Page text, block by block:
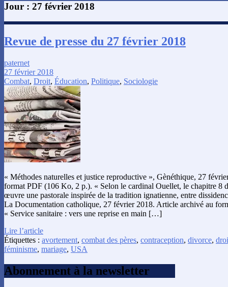
Jour : 27 février 2018
Revue de presse du 27 février 2018
paternet
27 février 2018
Combat, Droit, Éducation, Politique, Sociologie
« Méthodes naturelles et justice reproductive », Gènéthique, 27
format PDF (106 Ko, 2 p.). « Selon le cardinal Ouellet, le chapitre 8
œuvre une pastorale inspirée de la tradition ignatienne, entre
La Documentation catholique, 27 février 2018. Article archivé au
« Service sanitaire : vers une reprise en main […]
Lire l’article
Étiquettes : avortement, combat des pères, contraception, divorce,
féminisme, mariage, USA
Abonnement à la newsletter